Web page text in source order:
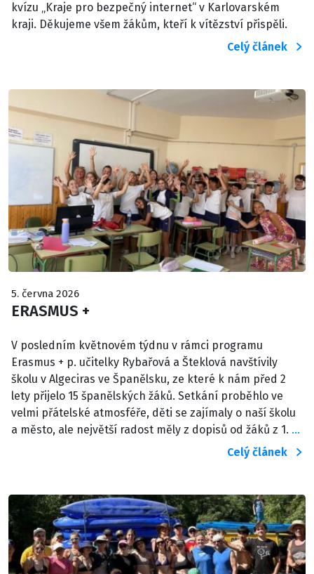
kvízu „Kraje pro bezpečný internet“ v Karlovarském
kraji. Děkujeme všem žákům, kteří k vítězství přispěli.
Celý článek
5. června 2026
ERASMUS +
V posledním květnovém týdnu v rámci programu
Erasmus + p. učitelky Rybařová a Šteklová navštívily
školu v Algeciras ve Španělsku, ze které k nám před 2
lety přijelo 15 španělských žáků. Setkání proběhlo ve
velmi přátelské atmosféře, děti se zajímaly o naší školu
a město, ale největší radost měly z dopisů od žáků z 1. …
Celý článek